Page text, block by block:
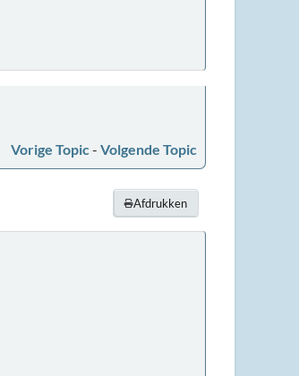
Vorige Topic - Volgende Topic
Afdrukken